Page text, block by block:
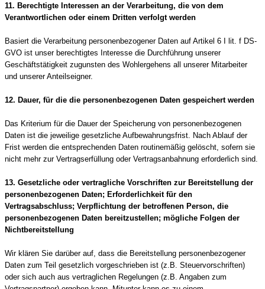
11. Berechtigte Interessen an der Verarbeitung, die von dem
Verantwortlichen oder einem Dritten verfolgt werden
Basiert die Verarbeitung personenbezogener Daten auf Artikel 6 I lit. f DS-
GVO ist unser berechtigtes Interesse die Durchführung unserer
Geschäftstätigkeit zugunsten des Wohlergehens all unserer Mitarbeiter
und unserer Anteilseigner.
12. Dauer, für die die personenbezogenen Daten gespeichert werden
Das Kriterium für die Dauer der Speicherung von personenbezogenen
Daten ist die jeweilige gesetzliche Aufbewahrungsfrist. Nach Ablauf der
Frist werden die entsprechenden Daten routinemäßig gelöscht, sofern sie
nicht mehr zur Vertragserfüllung oder Vertragsanbahnung erforderlich sind.
13. Gesetzliche oder vertragliche Vorschriften zur Bereitstellung der
personenbezogenen Daten; Erforderlichkeit für den
Vertragsabschluss; Verpflichtung der betroffenen Person, die
personenbezogenen Daten bereitzustellen; mögliche Folgen der
Nichtbereitstellung
Wir klären Sie darüber auf, dass die Bereitstellung personenbezogener
Daten zum Teil gesetzlich vorgeschrieben ist (z.B. Steuervorschriften)
oder sich auch aus vertraglichen Regelungen (z.B. Angaben zum